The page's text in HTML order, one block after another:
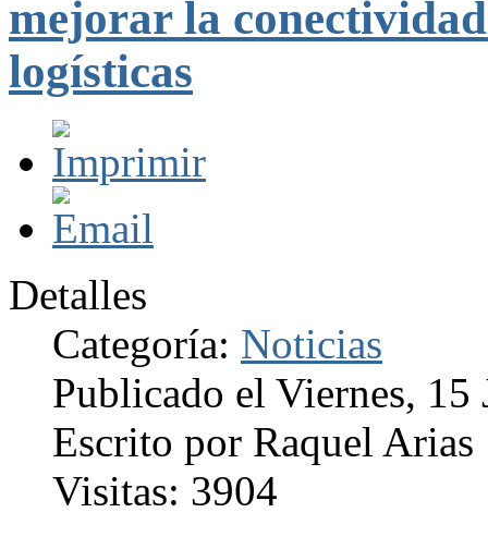
mejorar la
logísticas
Detalles
Categoría: Noticias
Publicado el Viernes,
Escrito por Raquel Arias
Visitas: 3904